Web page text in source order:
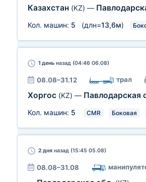
Казахстан (KZ) —
Кол. машин: 5 (длн=13,6м)
1 день назад (04:46 06.08)
08.08–31.12 трал
Хоргос (KZ) — Павлодарская
Кол. машин: 5 CMR Боковая
2 дня назад (15:45 05.08)
08.08–31.08